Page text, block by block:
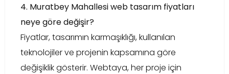
4. Muratbey Mahallesi web tasarım fiyatları
neye göre değişir?
Fiyatlar, tasarımın karmaşıklığı, kullanılan
teknolojiler ve projenin kapsamına göre
değişiklik gösterir. Webtaya, her proje için